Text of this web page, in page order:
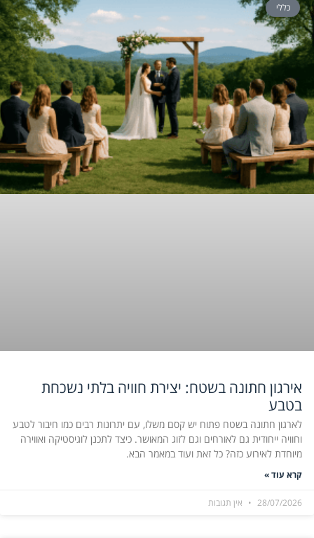
כללי
אירגון חתונה בשטח: יצירת חוויה בלתי נשכחת
בטבע
לארגון חתונה בשטח פתוח יש קסם משלו, עם יתרונות רבים כמו חיבור לטבע
וחוויה ייחודית גם לאורחים וגם לזוג המאושר. כיצד לתכנן לוגיסטיקה ואווירה
מיוחדת לאירוע כזה? כל זאת ועוד במאמר הבא.
קרא עוד »
28/07/2026 אין תגובות